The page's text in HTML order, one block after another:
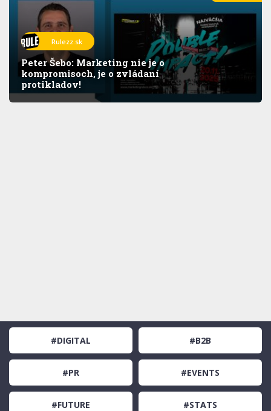
Rulezz.sk
Peter Šebo: Marketing nie je o
kompromisoch, je o zvládaní
protikladov!
#DIGITAL #B2B
#PR #EVENTS
#FUTURE #STATS